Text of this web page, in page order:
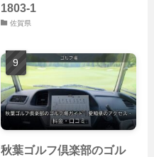
1803-1
佐賀県
秋葉ゴルフ倶楽部のゴル